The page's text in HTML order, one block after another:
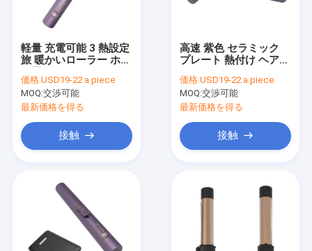
軽量 充電可能 3 熱設定
旅 暖かいローラー ホテ
価格:USD19-22 a piece
MOQ:交渉可能
最新価格を得る
接触
高速 紫色 セラミック
プレート 熱付け ヘア
価格:USD19-22 a piece
MOQ:交渉可能
最新価格を得る
接触